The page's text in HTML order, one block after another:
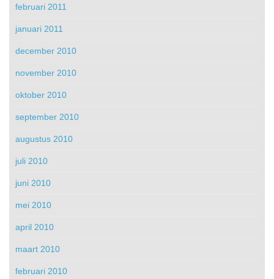
februari 2011
januari 2011
december 2010
november 2010
oktober 2010
september 2010
augustus 2010
juli 2010
juni 2010
mei 2010
april 2010
maart 2010
februari 2010